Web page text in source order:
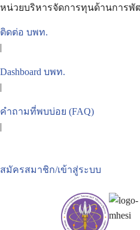
Skip
content
หน่วยบริหารจัดการทุนด้านการ
ติดต่อ บพท.
|
Dashboard บพท.
|
คำถามที่พบบ่อย (FAQ)
|
สมัครสมาชิก/เข้าสู่ระบบ